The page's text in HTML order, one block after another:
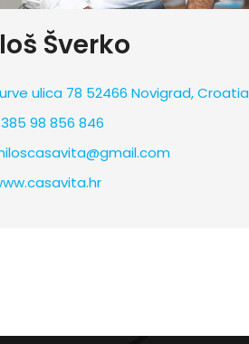
Šverko
ulica 78 52466 Novigrad, Croatia
98 856 846